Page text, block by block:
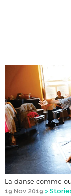
La danse comme
19 Nov 2019 >